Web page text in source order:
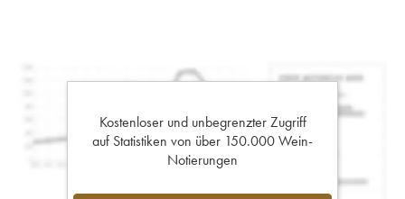
Kostenloser und unbegrenzter Zugriff
auf Statistiken von über 150.000 Wein-
Notierungen